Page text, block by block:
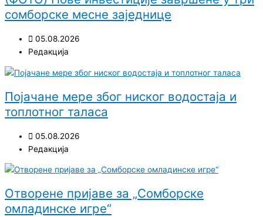
сомборске месне заједнице
05.08.2026
Редакција
Појачане мере због ниског водостаја и
топлотног таласа
05.08.2026
Редакција
Отворене пријаве за „Сомборске
омладинске игре“